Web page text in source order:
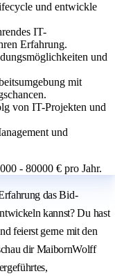
und entwickle
IT-
Erfahrung.
und
mit
von IT-Projekten und
und
- 80000 € pro Jahr.
das Bid-
kannst? Du hast
feierst gerne mit den
dir MaibornWolff